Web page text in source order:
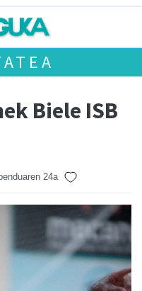
Biele ISB
24a